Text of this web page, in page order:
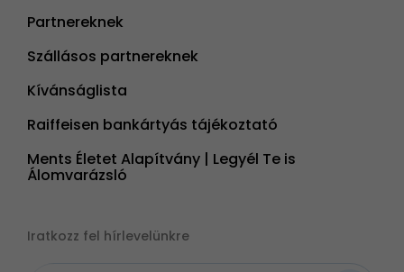
Partnereknek
Szállásos partnereknek
Kívánságlista
Raiffeisen bankártyás tájékoztató
Ments Életet Alapítvány | Legyél Te is
Álomvarázsló
Iratkozz fel hírlevelünkre